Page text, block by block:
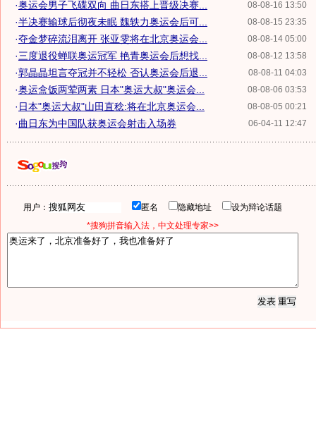
08-08-16 13:50
·奥运会男子飞碟双向 曲日东搭上晋级决赛...
08-08-15 23:35
·半决赛输球后彻夜未眠 魏轶力奥运会后可...
08-08-14 05:00
·夺金梦碎流泪离开 张亚雯将在北京奥运会...
08-08-12 13:58
·三度退役蝉联奥运冠军 艳青奥运会后想找...
08-08-11 04:03
·郭晶晶坦言夺冠并不轻松 否认奥运会后退...
08-08-06 03:53
·奥运盒饭两荤两素 日本"奥运大叔"奥运会...
08-08-05 00:21
· 日本"奥运大叔"山田直稔:将在北京奥运会...
06-04-11 12:47
·曲日东为中国队获奥运会射击入场券
用户： 匿名 隐藏地址
设为辩论话题
*搜狗拼音输入法，中文处理专家>>